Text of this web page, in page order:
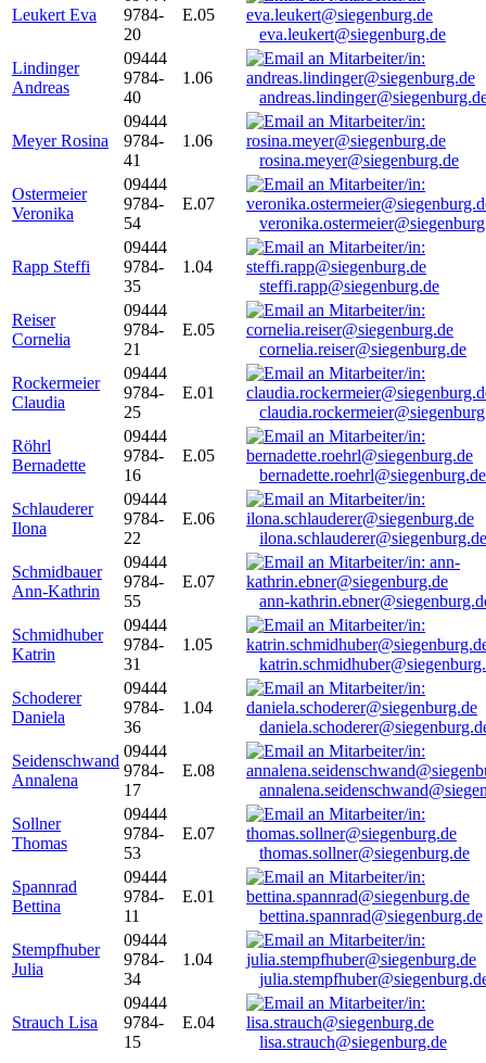
Leukert Eva
9784-
20
E.05
eva.leukert@siegenburg.de
Lindinger
Andreas
09444
9784-
40
1.06
Meyer Rosina
09444
9784-
41
1.06
rosina.meyer@siegenburg.de
Ostermeier
Veronika
09444
9784-
54
E.07
Rapp Steffi
09444
9784-
35
1.04
steffi.rapp@siegenburg.de
Reiser
Cornelia
09444
9784-
21
E.05
cornelia.reiser@siegenburg.de
Rockermeier
Claudia
09444
9784-
25
E.01
Röhrl
Bernadette
09444
9784-
16
E.05
bernadette.roehrl@siegenburg.de
Schlauderer
Ilona
09444
9784-
22
E.06
ilona.schlauderer@siegenburg.de
Schmidbauer
Ann-Kathrin
09444
9784-
55
E.07
ann-
Schmidhuber
Katrin
09444
9784-
31
1.05
Schoderer
Daniela
09444
9784-
36
1.04
Seidenschwand
Annalena
09444
9784-
17
E.08
Sollner
Thomas
09444
9784-
53
E.07
thomas.sollner@siegenburg.de
Spannrad
Bettina
09444
9784-
11
E.01
bettina.spannrad@siegenburg.de
Stempfhuber
Julia
09444
9784-
34
1.04
Strauch Lisa
09444
9784-
15
E.04
lisa.strauch@siegenburg.de